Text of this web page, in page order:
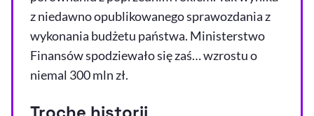
z niedawno opublikowanego sprawozdania z
wykonania budżetu państwa. Ministerstwo
Finansów spodziewało się zaś… wzrostu o
niemal 300 mln zł.